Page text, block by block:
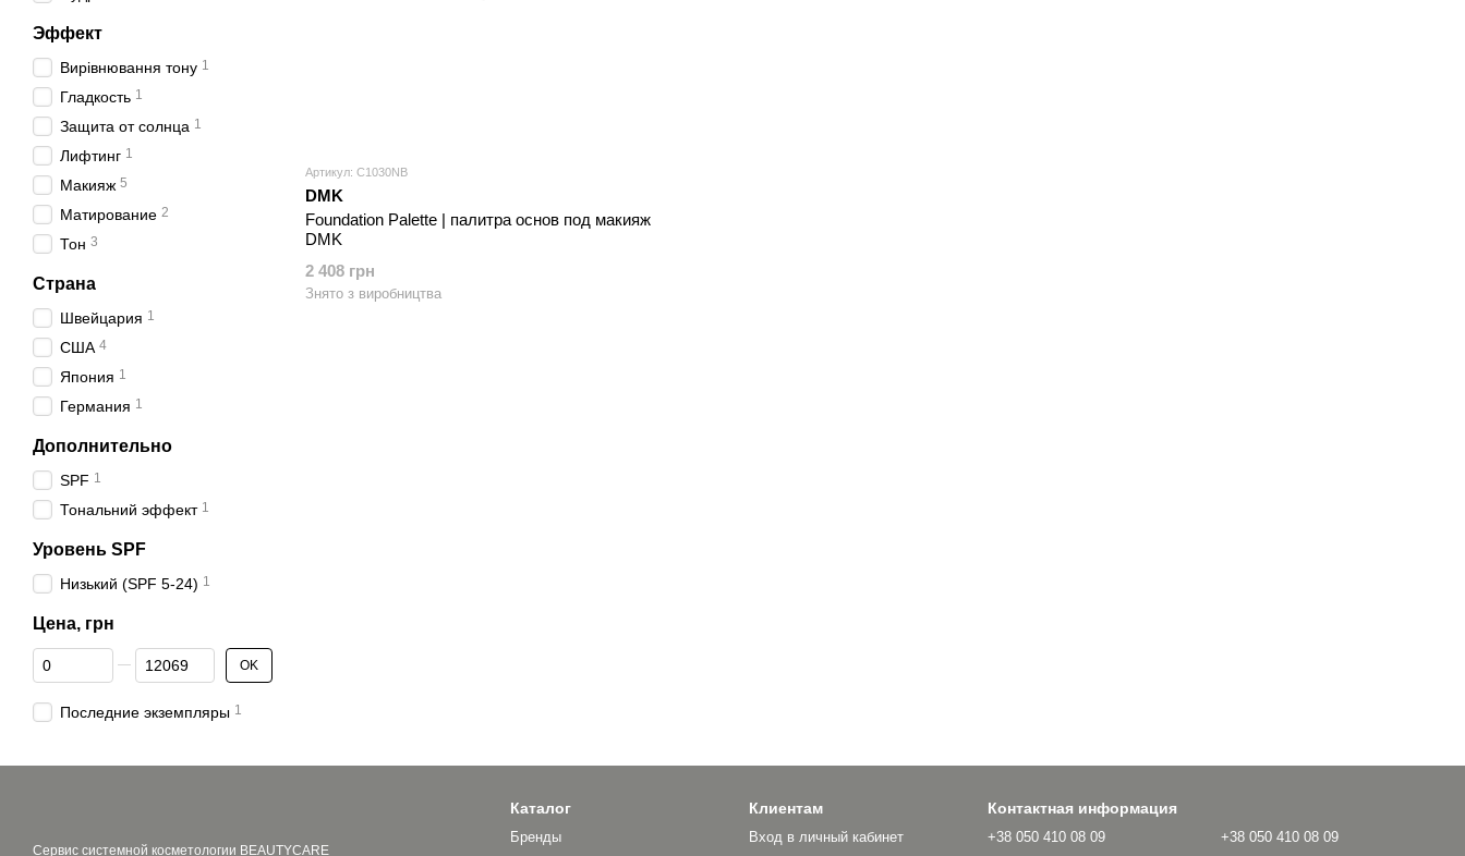
Артикул: C1030NB
DMK
Foundation Palette | палитра основ под макияж
DMK
2 408 грн
Знято з виробництва
Эффект
Вирівнювання тону 1
Гладкость 1
Защита от солнца 1
Лифтинг 1
Макияж 5
Матирование 2
Тон 3
Страна
Швейцария 1
США 4
Япония 1
Германия 1
Дополнительно
SPF 1
Тональний эффект 1
Уровень SPF
Низький (SPF 5-24) 1
Цена, грн
От Цена, грн
До Цена, грн OK
Последние экземпляры 1
Сервис системной косметологии BEAUTYCARE
Каталог
Бренды
Клиентам
Вход в личный кабинет
Контактная информация
+38 050 410 08 09 +38 050 410 08 09